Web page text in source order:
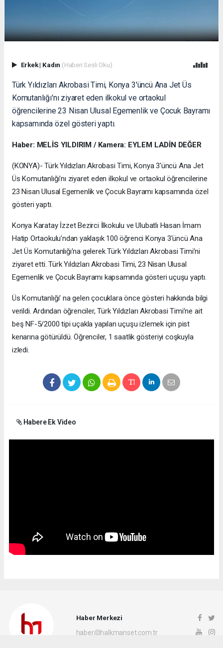
Erkek| Kadın (Haberi Sesli Oku)
Türk Yıldızları Akrobasi Timi, Konya 3'üncü Ana Jet Üs
Komutanlığı'nı ziyaret eden ilkokul ve ortaokul
öğrencilerine 23 Nisan Ulusal Egemenlik ve Çocuk Bayramı
kapsamında özel gösteri yaptı.
Haber: MELİS YILDIRIM / Kamera: EYLEM LADİN DEĞER
(KONYA)- Türk Yıldızları Akrobasi Timi, Konya 3'üncü Ana Jet
Üs Komutanlığı'nı ziyaret eden ilkokul ve ortaokul öğrencilerine
23 Nisan Ulusal Egemenlik ve Çocuk Bayramı kapsamında özel
gösteri yaptı.
Konya Karatay İzzet Bezirci İlkokulu ve Ulubatlı Hasan İmam
Hatip Ortaokulu’ndan yaklaşık 100 öğrenci Konya 3'üncü Ana
Jet Üs Komutanlığı'na gelerek Türk Yıldızları Akrobasi Timi’ni
ziyaret etti. Türk Yıldızları Akrobasi Timi, 23 Nisan Ulusal
Egemenlik ve Çocuk Bayramı kapsamında gösteri uçuşu yaptı.
Üs Komutanlığı' na gelen çocuklara önce gösteri hakkında bilgi
verildi. Ardından öğrenciler, Türk Yıldızları Akrobasi Timi’ne ait
beş NF-5/2000 tipi uçakla yapılan uçuşu izlemek için pist
kenarına götürüldü. Öğrenciler, 1 saatlik gösteriyi coşkuyla
izledi.
Habere Ek Video
Haber Merkezi
haber@halkmanset.com.tr